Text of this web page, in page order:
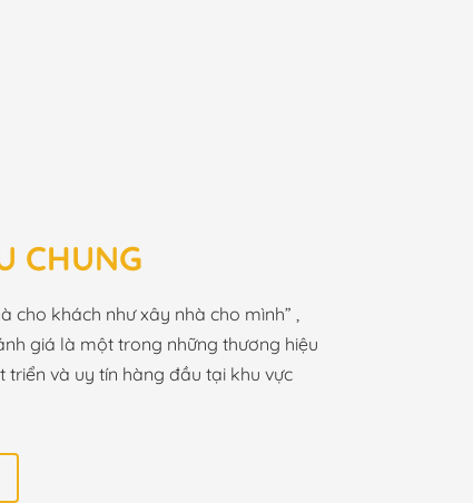
CHUNG
cho khách như xây nhà cho mình” ,
giá là một trong những thương hiệu
và uy tín hàng đầu tại khu vực